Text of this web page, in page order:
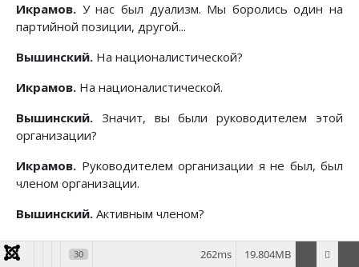
Икрамов. У нас был дуализм. Мы боролись один на
партийной позиции, другой...
Вышинский. На националистической?
Икрамов. На националистической.
Вышинский. Значит, вы были руководителем этой
организации?
Икрамов. Руководителем организации я не был, был
членом организации.
Вышинский. Активным членом?
Икрамов.Нет.
30 19.804MB
262ms